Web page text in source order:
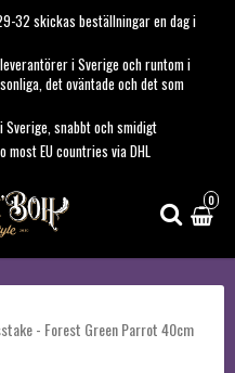
32 skickas beställningar en dag i
i Sverige och runtom i
det oväntade och det som
snabbt och smidigt
EU countries via DHL
0
- Forest Green Parrot 40cm